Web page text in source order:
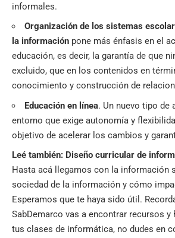
informales.
Organización de los sistemas
la información pone más énfasis en el
educación, es decir, la garantía de que
excluido, que en los contenidos en
conocimiento y construcción de
Educación en línea. Un nuevo tipo de
entorno que exige autonomía y
objetivo de acelerar los cambios y
Leé también: Diseño curricular de
Hasta acá llegamos con la información
sociedad de la información y cómo
Esperamos que te haya sido útil.
SabDemarco vas a encontrar recursos y
tus clases de informática, no dudes en